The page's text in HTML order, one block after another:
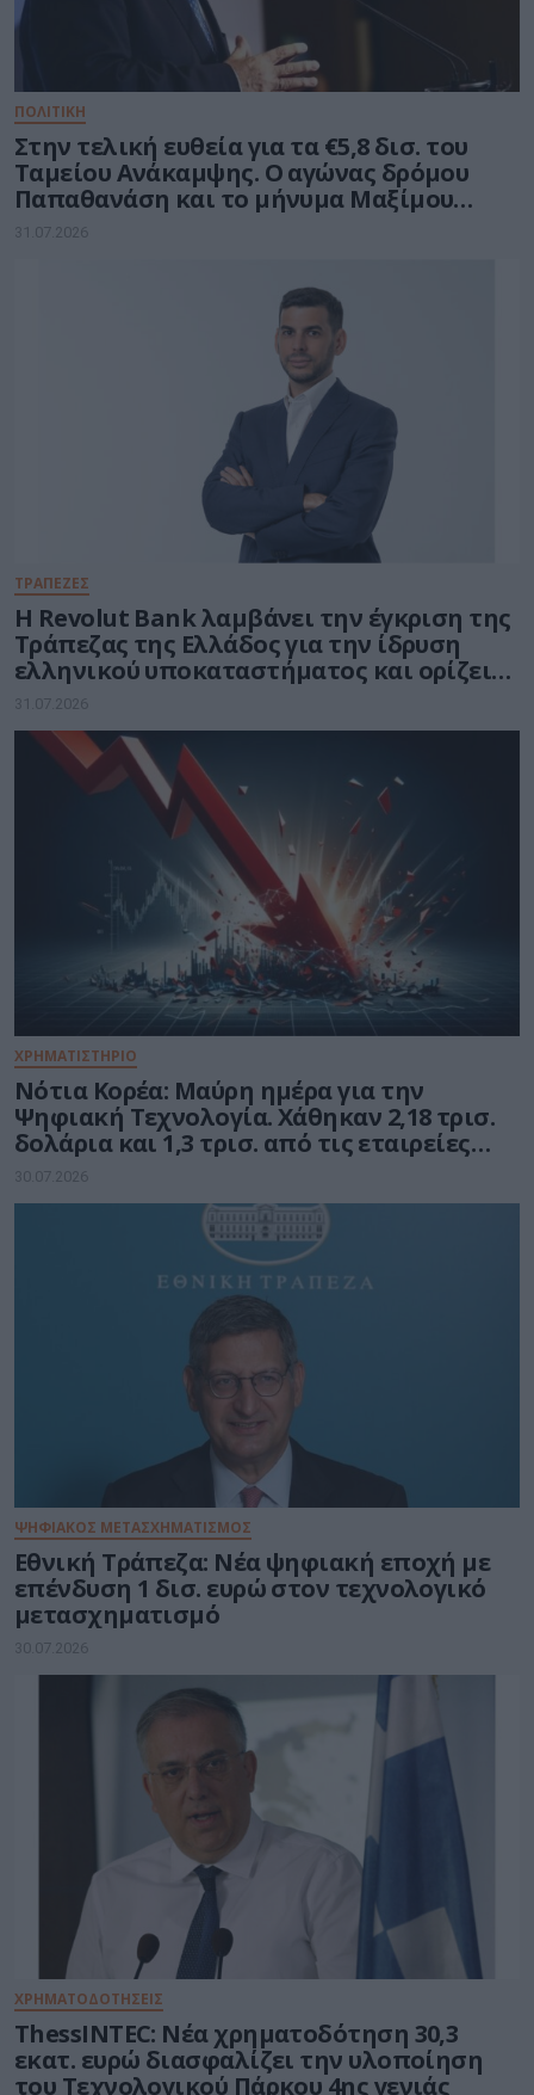
ΠΟΛΙΤΙΚΗ
Στην τελική ευθεία για τα €5,8 δισ. του
Ταμείου Ανάκαμψης. Ο αγώνας δρόμου
Παπαθανάση και το μήνυμα Μαξίμου
στους υπουργούς
31.07.2026
ΤΡΑΠΕΖΕΣ
Η Revolut Bank λαμβάνει την έγκριση της
Τράπεζας της Ελλάδος για την ίδρυση
ελληνικού υποκαταστήματος και ορίζει
τον Βασίλη Αμεράνη Γενικό Διευθυντή
31.07.2026
ΧΡΗΜΑΤΙΣΤΗΡΙΟ
Νότια Κορέα: Μαύρη ημέρα για την
Ψηφιακή Τεχνολογία. Χάθηκαν 2,18 τρισ.
δολάρια και 1,3 τρισ. από τις εταιρείες
ημιαγωγών
30.07.2026
ΨΗΦΙΑΚΟΣ ΜΕΤΑΣΧΗΜΑΤΙΣΜΟΣ
Εθνική Τράπεζα: Νέα ψηφιακή εποχή με
επένδυση 1 δισ. ευρώ στον τεχνολογικό
μετασχηματισμό
30.07.2026
ΧΡΗΜΑΤΟΔΟΤΗΣΕΙΣ
ThessINTEC: Νέα χρηματοδότηση 30,3
εκατ. ευρώ διασφαλίζει την υλοποίηση
του Τεχνολογικού Πάρκου 4ης γενιάς